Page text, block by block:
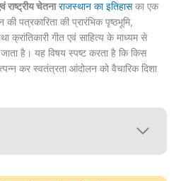
राष्ट्रीय चेतना राजस्थान का इतिहासका एक
पत्रकारिता की प्रारंभिक पृष्ठभूमि,
क्रांतिकारी गीत एवं साहित्य के माध्यम से
जाता है। यह विषय स्पष्ट करता है कि किस
कर स्वतंत्रता आंदोलन को वैचारिक दिशा